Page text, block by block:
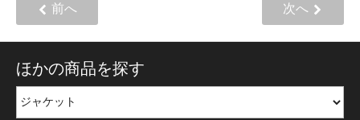
前へ 次へ
ほかの商品を探す